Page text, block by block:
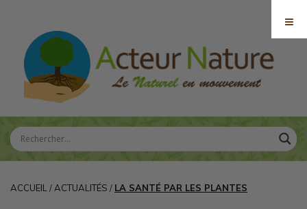
ACCUEIL / ACTUALITÉS / LA SANTÉ PAR LES PLANTES